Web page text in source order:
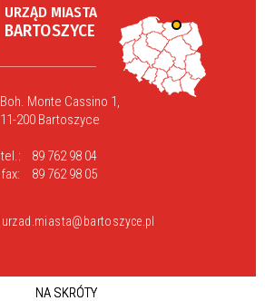
URZĄD MIASTA
BARTOSZYCE
Boh. Monte Cassino 1,
11-200 Bartoszyce
tel.:
89 762 98 04
fax:
89 762 98 05
urzad.miasta@bartoszyce.pl
NA SKRÓTY